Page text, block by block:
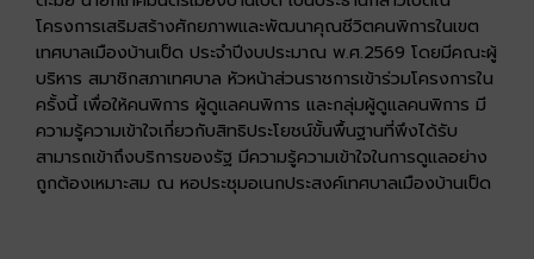
โครงการเสริมสร้างศักยภาพและพัฒนาคุณชีวิตคนพิการในเขต
เทศบาลเมืองบ้านเป็ด ประจำปีงบประมาณ พ.ศ.2569 โดยมีคณะผู้
บริหาร สมาชิกสภาเทศบาล หัวหน้าส่วนราชการเข้าร่วมโครงการใน
ครั้งนี้ เพื่อให้คนพิการ ผู้ดูแลคนพิการ และกลุ่มผู้ดูแลคนพิการ มี
ความรู้ความเข้าใจเกี่ยวกับสิทธิประโยชน์ขั้นพื้นฐานที่พึงได้รับ
สามารถเข้าถึงบริการของรัฐ มีความรู้ความเข้าใจในการดูแลอย่าง
ถูกต้องเหมาะสม ณ หอประชุมอเนกประสงค์เทศบาลเมืองบ้านเป็ด